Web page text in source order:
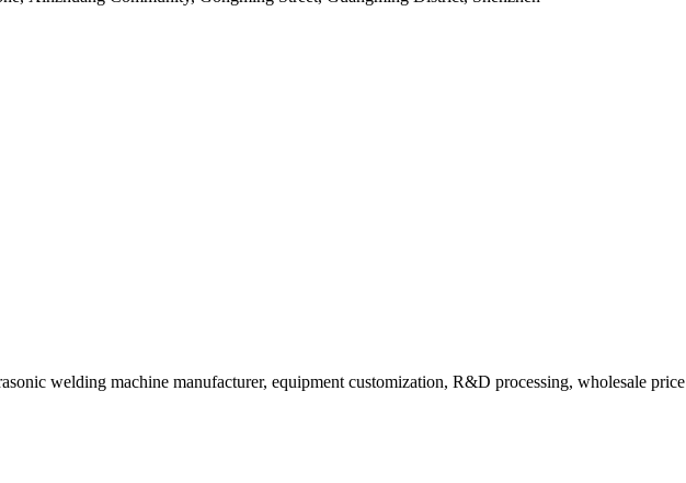
welding machine manufacturer, equipment customization, R&D processing, wholesale price